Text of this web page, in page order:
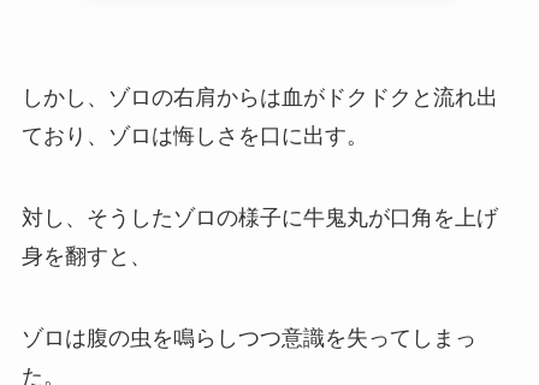
しかし、ゾロの右肩からは血がドクドクと流れ出
ており、ゾロは悔しさを口に出す。
対し、そうしたゾロの様子に牛鬼丸が口角を上げ
身を翻すと、
ゾロは腹の虫を鳴らしつつ意識を失ってしまっ
た。